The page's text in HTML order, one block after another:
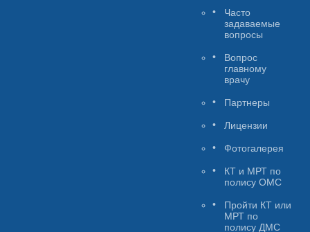
Часто
задаваемые
вопросы
Вопрос
главному
врачу
Партнеры
Лицензии
Фотогалерея
КТ и МРТ по
полису ОМС
Пройти КТ или
МРТ по
полису ДМС